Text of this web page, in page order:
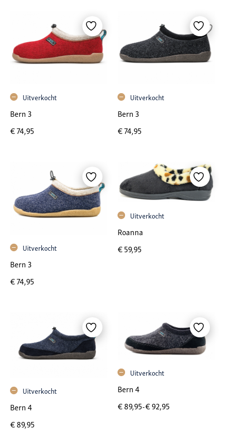
Uitverkocht
Bern 3
€74,95
Uitverkocht
Bern 3
€74,95
Uitverkocht
Bern 3
€74,95
Uitverkocht
Roanna
€59,95
Uitverkocht
Bern 4
€89,95
Uitverkocht
Bern 4
€89,95-€92,95
Prijsklasse: € 89,95 tot € 92,95